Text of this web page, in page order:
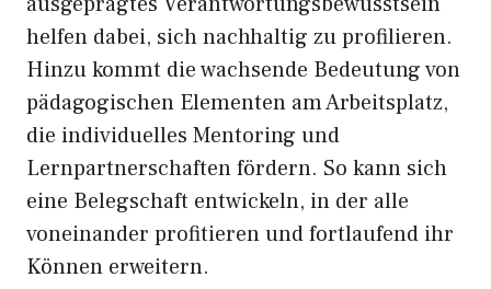
helfen dabei, sich nachhaltig zu profilieren.
Hinzu kommt die wachsende Bedeutung von
pädagogischen Elementen am Arbeitsplatz,
die individuelles Mentoring und
Lernpartnerschaften fördern. So kann sich
eine Belegschaft entwickeln, in der alle
voneinander profitieren und fortlaufend ihr
Können erweitern.